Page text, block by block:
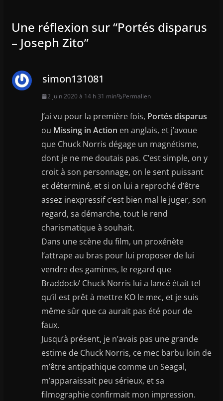
Une réflexion sur “Portés disparus
– Joseph Zito”
simon131081
2 juin 2020 à 14 h 31 min Permalien
J’ai vu pour la première fois, Portés disparus
ou Missing in Action en anglais, et j’avoue
que Chuck Norris dégage un magnétisme,
dont je ne me doutais pas. C’est simple, on y
croit à son personnage, on le sent puissant
et déterminé, et si on lui a reproché d’être
assez inexpressif c’est bien mal le juger, son
regard, sa démarche, tout le rend
charismatique à souhait.
Dans une scène du film, un proxénète
l’attrape au bras pour lui proposer de lui
vendre des gamines, le regard que
Braddock/ Chuck Norris lui a lancé était tel
qu’il est prêt à mettre KO le mec, et je suis
même sûr que ca aurait pas été pour de
faux.
Jusqu’à présent, je n’avais pas une grande
estime de Chuck Norris, ce mec barbu loin de
m’être antipathique comme un Seagal,
m’apparaissait peu sérieux, et sa
filmographie confirmait mon impression.